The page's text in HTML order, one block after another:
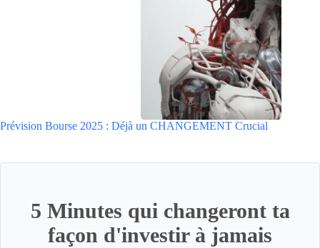
Prévision Bourse 2025 : Déjà un CHANGEMENT Crucial
5 Minutes qui changeront ta
façon d'investir à jamais